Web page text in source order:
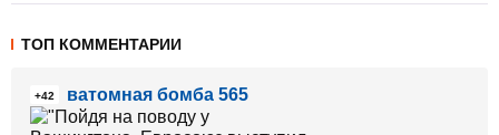
ТОП КОММЕНТАРИИ
+42 ватомная бомба 565